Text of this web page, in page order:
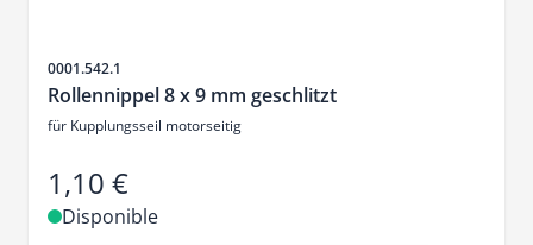
SKU
0001.542.1
Rollennippel 8 x 9 mm geschlitzt
für Kupplungsseil motorseitig
1,10 €
Disponible